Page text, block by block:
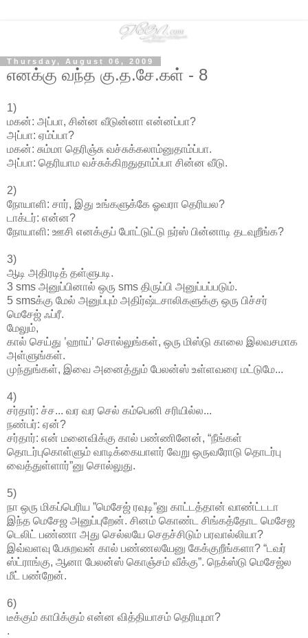
Thursday, August 06, 2009
எனக்கு வந்த கு.த.சே.கள் - 8
1)
மகன்: அப்பா, சின்ன வீடுன்னா என்னப்பா?
அப்பா: ஏம்ப்பா?
மகன்: சும்மா தெரிஞ்சு வச்சுக்கலாம்னுதாம்ப்பா.
அப்பா: தெரியாம வச்சுக்கிறதுதாம்ப்பா சின்ன வீடு.
2)
நோயாளி: சார், இது உங்களுக்கே ஓவரா தெரியல?
டாக்டர்: என்ன?
நோயாளி: ஊசி எனக்குப் போட்டுட்டு நர்ஸ் பின்னாடி தடவுறீங்க?
3)
ஆடி அதிரடித் தள்ளுபடி.
3 sms அனுப்பினால் ஒரு sms திருப்பி அனுப்பப்படும்.
5 smsக்கு மேல் அனுப்பும் அதிர்ஷ்டசாலிகளுக்கு ஒரு பிச்சர்
மெசேஜ் ஃப்ரீ.
மேலும்,
கால் செய்து ’ஹாய்’ சொல்லுங்கள், ஒரு மிஸ்டு காலை இலவசமாக
அள்ளுங்கள்.
முந்துங்கள், இவை அனைத்தும் பேலன்ஸ் உள்ளவரை மட்டுமே...
4)
சர்தார்: ச்ச... வர வர செல் கம்பெனி சரியில்ல...
நண்பர்: ஏன்?
சர்தார்: என் மனைவிக்கு கால் பண்ணினேன், “நீங்கள்
தொடர்புகொள்ளும் வாடிக்கையாளர் வேறு ஒருவரோடு தொடர்பு
வைத்துள்ளார்”னு சொல்லுது.
5)
நா ஒரு மிகப்பெரிய ”மெசேஜ் ரவுடி”னு காட்டத்தான் வாண்ட்டடா
இந்த மெசேஜ அனுப்புறேன். சினம் கொண்ட சிங்கத்தோட மெசேஜ
டெலிட் பண்ணா அது செல்லயே செதச்சிடும் பரவால்லியா?
இவ்வளவு பேசுறவன் கால் பண்ணலயேனு கேக்குறீங்களா? “டவர்
ஸ்ட்ராங்கு, ஆனா பேலன்ஸ் கொஞ்சம் வீக்கு”. நெக்ஸ்டு மெசேஜ்ல
மீட் பண்றேன்.
6)
டீக்கும் காபிக்கும் என்ன வித்தியாசம் தெரியுமா?
.